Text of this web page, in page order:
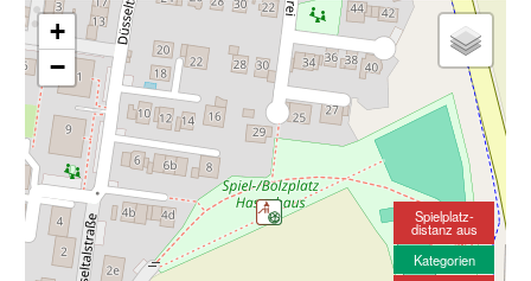
+
−
Spielplatz-
distanz aus
Kategorien